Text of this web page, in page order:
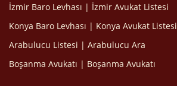
İzmir Baro Levhası | İzmir Avukat Listesi
Konya Baro Levhası | Konya Avukat Listesi
Arabulucu Listesi | Arabulucu Ara
Boşanma Avukatı | Boşanma Avukatı